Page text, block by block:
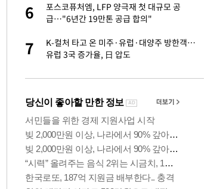
오
6
포스코퓨처엠, LFP 양극재 첫 대규모 공
급…"6년간 19만톤 공급 합의"
7
K-컬처 타고 온 미주·유럽·대양주 방한객…
유럽 3국 증가율, 日 압도